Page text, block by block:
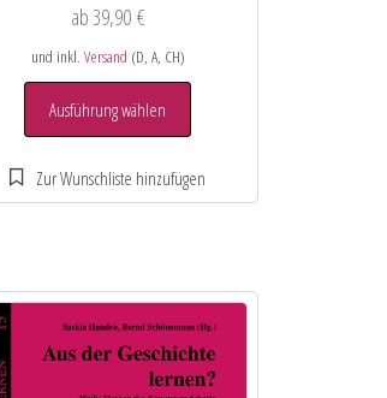
ab39,90 €
und inkl. Versand (D, A, CH)
Ausführung wählen